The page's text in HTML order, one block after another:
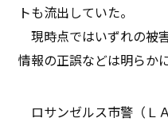
トも流出していた。
現時点ではいずれの被
情報の正誤などは明らか
ロサンゼルス市警（Ｌ